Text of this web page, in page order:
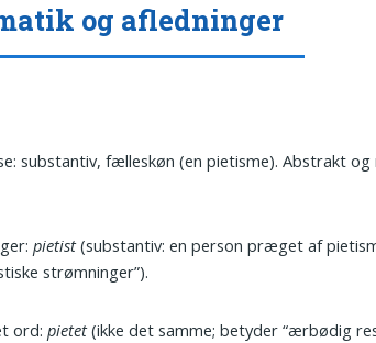
og afledninger
substantiv, fælleskøn (en pietisme). Abstrakt
pietist(substantiv: en person præget af
strømninger”).
ord:pietet(ikke det samme; betyder “ærbødig